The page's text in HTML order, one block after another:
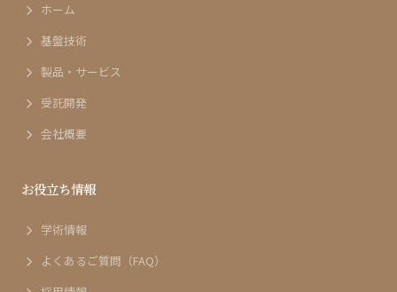
ホーム
基盤技術
製品・サービス
受託開発
会社概要
お役立ち情報
学術情報
よくあるご質問（FAQ）